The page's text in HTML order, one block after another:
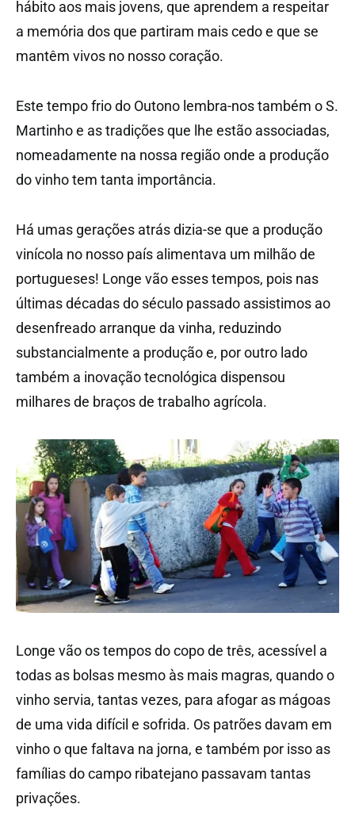
hábito aos mais jovens, que aprendem a respeitar
a memória dos que partiram mais cedo e que se
mantêm vivos no nosso coração.
Este tempo frio do Outono lembra-nos também o S.
Martinho e as tradições que lhe estão associadas,
nomeadamente na nossa região onde a produção
do vinho tem tanta importância.
Há umas gerações atrás dizia-se que a produção
vinícola no nosso país alimentava um milhão de
portugueses! Longe vão esses tempos, pois nas
últimas décadas do século passado assistimos ao
desenfreado arranque da vinha, reduzindo
substancialmente a produção e, por outro lado
também a inovação tecnológica dispensou
milhares de braços de trabalho agrícola.
Longe vão os tempos do copo de três, acessível a
todas as bolsas mesmo às mais magras, quando o
vinho servia, tantas vezes, para afogar as mágoas
de uma vida difícil e sofrida. Os patrões davam em
vinho o que faltava na jorna, e também por isso as
famílias do campo ribatejano passavam tantas
privações.